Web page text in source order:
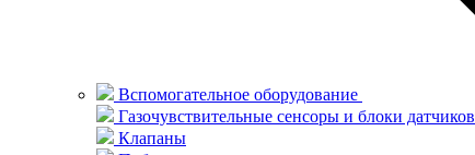
Вспомогательное оборудование
Газочувствительные сенсоры и блоки датчиков
Клапаны